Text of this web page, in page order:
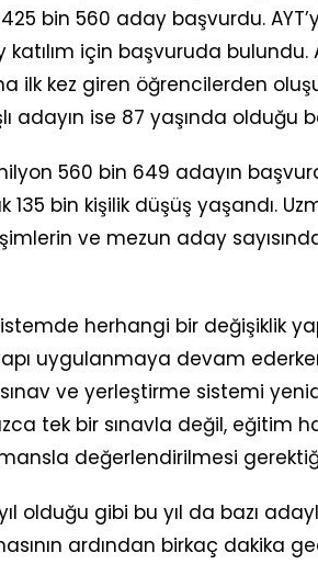
bin 560 aday başvurdu.
için başvuruda bulundu.
ilk kez giren öğrencilerden
adayın ise 87 yaşında olduğu
560 bin 649 adayın
135 bin kişilik düşüş yaşandı.
ve mezun aday
herhangi bir değişiklik
uygulanmaya devam
sınav ve yerleştirme sistemi
tek bir sınavla değil, eğitim
değerlendirilmesi
olduğu gibi bu yıl da bazı
ardından birkaç dakika